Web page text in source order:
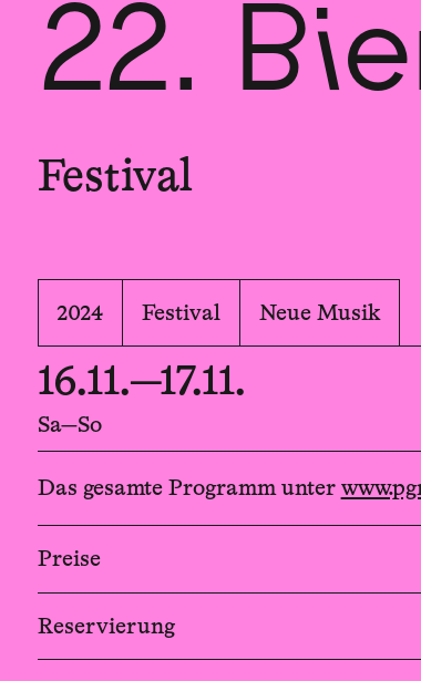
22.
Festival
2024 Festival Neue Musik
16.11.—17.11.
Sa—So
Das gesamte Programm unter
Preise
Reservierung